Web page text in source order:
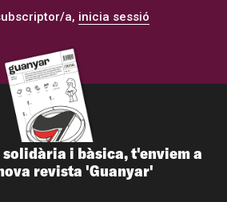
a, inicia sessió
solidària i bàsica, t'enviem a
revista 'Guanyar'